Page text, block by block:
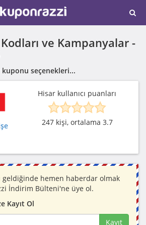
ve Kampanyalar -
seçenekleri...
Hisar kullanıcı puanları
247 kişi, ortalama 3.7
hemen haberdar olmak
İndirim Bülteni'ne üye ol.
Kayıt Ol
Kayıt